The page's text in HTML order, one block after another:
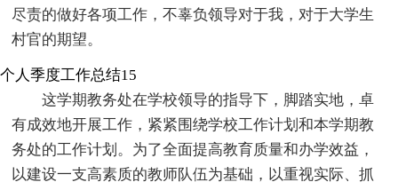
尽责的做好各项工作，不辜负领导对于我，对于大学生
村官的期望。
个人季度工作总结15
这学期教务处在学校领导的指导下，脚踏实地，卓
有成效地开展工作，紧紧围绕学校工作计划和本学期教
务处的工作计划。为了全面提高教育质量和办学效益，
以建设一支高素质的教师队伍为基础，以重视实际、抓